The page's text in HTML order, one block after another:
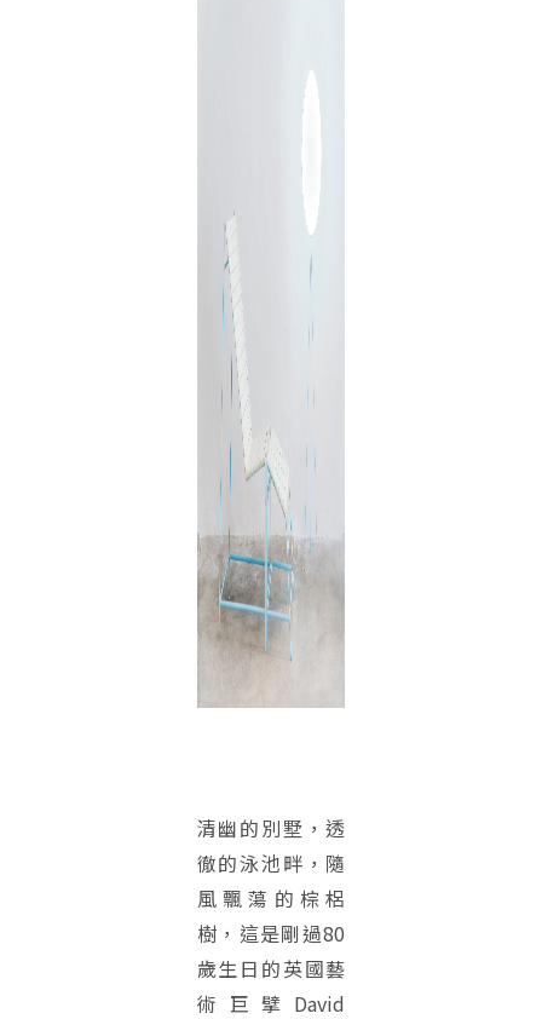
清幽的別墅，透
徹的泳池畔，隨
風飄蕩的棕梠
樹，這是剛過80
歲生日的英國藝
術巨擘David